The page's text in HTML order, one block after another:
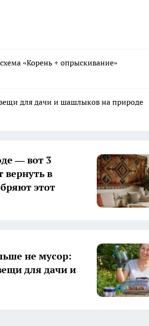
«Корень + опрыскивание»
для дачи и шашлыков на природе
— вот 3
в
этот
не мусор:
для дачи и